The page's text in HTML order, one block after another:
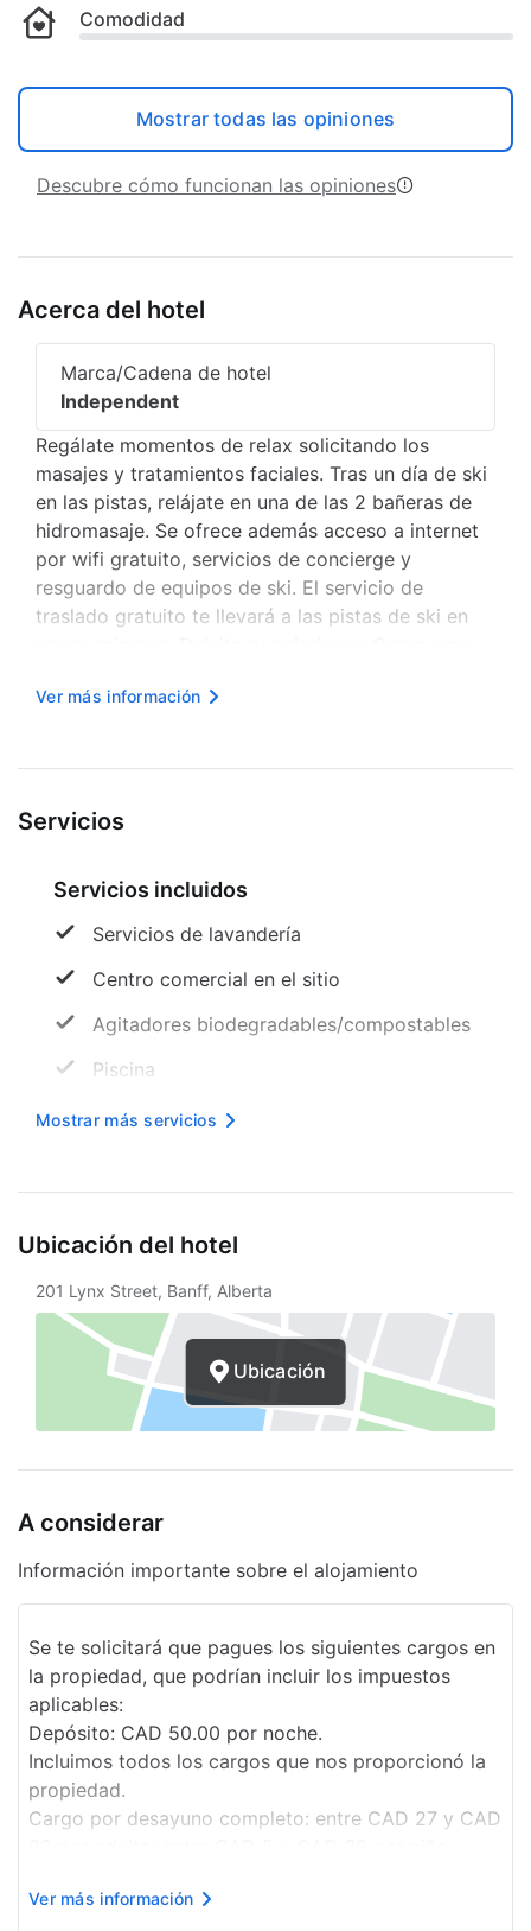
Comodidad
Mostrar todas las opiniones
Descubre cómo funcionan las opiniones
Acerca del hotel
Marca/Cadena de hotel
Independent
Regálate momentos de relax solicitando los
masajes y tratamientos faciales. Tras un día de ski
en las pistas, relájate en una de las 2 bañeras de
hidromasaje. Se ofrece además acceso a internet
por wifi gratuito, servicios de concierge y
resguardo de equipos de ski. El servicio de
traslado gratuito te llevará a las pistas de ski en
ordena algo del servicio a la habitación disponible
Ver más información
Servicios
Servicios incluidos
Servicios de lavandería
Centro comercial en el sitio
Agitadores biodegradables/compostables
Piscina
Internet inalámbrico en cortesía
Guardaesquíes
Aparcamiento accesible para sillas de
ruedas
Alquiler de bicicletas en las inmediaciones
Tabla de snowboard en las cercanías
Amigable con el medio ambiente
Opciones de menú vegetariano
disponibles
Servicio de traslado gratuito a las pistas
Paseos a caballo
Pista de patinaje sobre hielo
Mostrar más servicios
Ubicación del hotel
201 Lynx Street, Banff, Alberta
Ubicación
A considerar
Información importante sobre el alojamiento
Se te solicitará que pagues los siguientes cargos en
la propiedad, que podrían incluir los impuestos
aplicables:
Depósito: CAD 50.00 por noche.
Incluimos todos los cargos que nos proporcionó la
propiedad.
Cargo por desayuno completo: entre CAD 27 y CAD
Cargo por estacionamiento techado sin valet
Ver más información